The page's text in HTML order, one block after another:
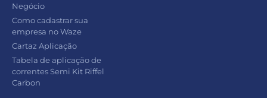
Negócio
Como cadastrar sua
empresa no Waze
Cartaz Aplicação
Tabela de aplicação de
correntes Semi Kit Riffel
Carbon